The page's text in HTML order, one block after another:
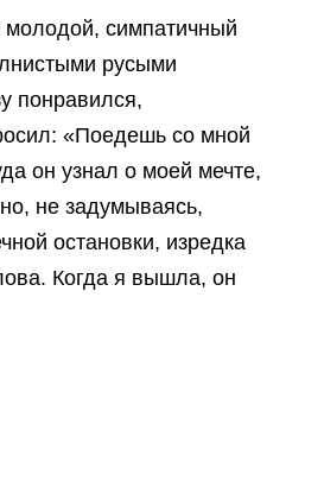
симпатичный
русыми
понравился,
«Поедешь со мной
он узнал о моей мечте,
не задумываясь,
остановки, изредка
Когда я вышла, он